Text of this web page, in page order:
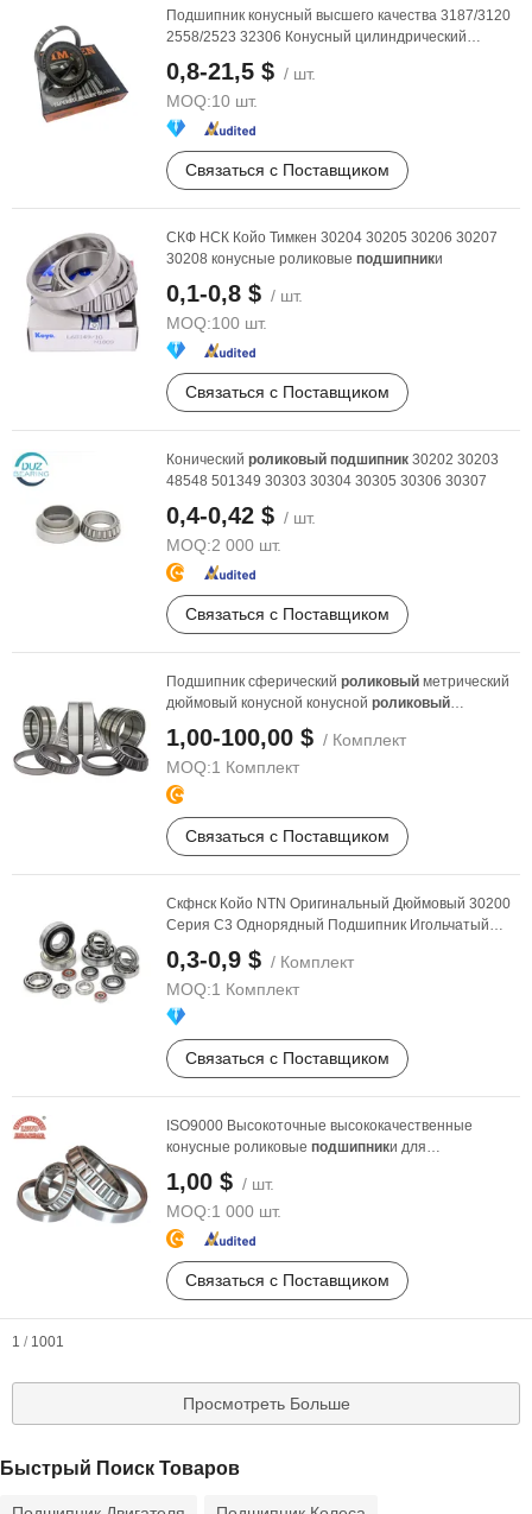
Подшипник конусный высшего качества 3187/3120
2558/2523 32306 Конусный цилиндрический
0,8-21,5 $ / шт.
MOQ:10 шт.
Связаться с Поставщиком
СКФ НСК Койо Тимкен 30204 30205 30206 30207
30208 конусные роликовые подшипники
0,1-0,8 $ / шт.
MOQ:100 шт.
Связаться с Поставщиком
Конический роликовый подшипник 30202 30203
48548 501349 30303 30304 30305 30306 30307
0,4-0,42 $ / шт.
MOQ:2 000 шт.
Связаться с Поставщиком
Подшипник сферический роликовый метрический
дюймовый конусной конусной роликовый
подшипник
1,00-100,00 $ / Комплект
MOQ:1 Комплект
Связаться с Поставщиком
Скфнск Койо NTN Оригинальный Дюймовый 30200
Серия C3 Однорядный Подшипник Игольчатый
Сферический ...
0,3-0,9 $ / Комплект
MOQ:1 Комплект
Связаться с Поставщиком
ISO9000 Высокоточные высококачественные
конусные роликовые подшипники для
горнодобывающей, ...
1,00 $ / шт.
MOQ:1 000 шт.
Связаться с Поставщиком
1 / 1001
Просмотреть Больше
Быстрый Поиск Товаров